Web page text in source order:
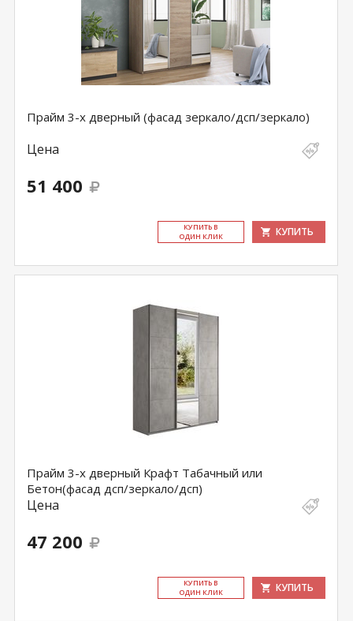
Прайм 3-х дверный (фасад зеркало/дсп/зеркало)
Цена
51 400
КУ­ПИТЬ В
ОДИН КЛИК
КУПИТЬ
Прайм 3-х дверный Крафт Табачный или
Бетон(фасад дсп/зеркало/дсп)
Цена
47 200
КУ­ПИТЬ В
ОДИН КЛИК
КУПИТЬ